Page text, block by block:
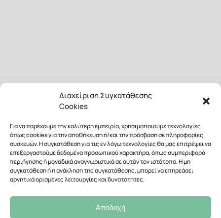
Διαχείριση Συγκατάθεσης
Cookies
Για να παρέχουμε την καλύτερη εμπειρία, χρησιμοποιούμε τεχνολογίες
όπως cookies για την αποθήκευση ή/και την πρόσβαση σε πληροφορίες
συσκευών. Η συγκατάθεση για τις εν λόγω τεχνολογίες θα μας επιτρέψει να
επεξεργαστούμε δεδομένα προσωπικού χαρακτήρα, όπως συμπεριφορά
περιήγησης ή μοναδικά αναγνωριστικά σε αυτόν τον ιστότοπο. Η μη
συγκατάθεση ή η ανάκληση της συγκατάθεσης, μπορεί να επηρεάσει
αρνητικά ορισμένες λειτουργίες και δυνατότητες.
Αποδοχή